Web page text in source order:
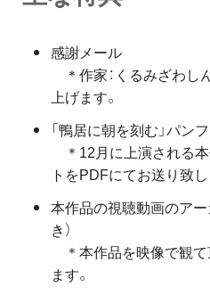
感謝メール
＊作家：くるみざわし
上げます。
「鴨居に朝を刻む」パン
＊12月に上演される
トをPDFにてお送り致し
本作品の視聴動画のア
き）
＊本作品を映像で観
ます。